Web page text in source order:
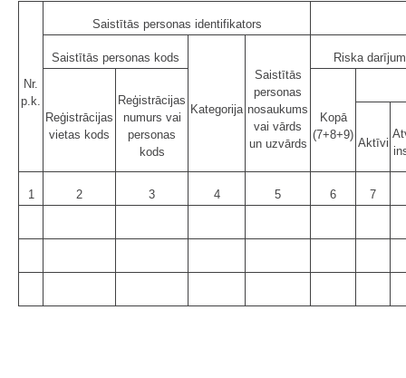
Nr.
p.k.
Saistītās personas identifikators
Saistītās personas kods
Kategorija
Saistītās
personas
nosaukums
vai vārds
un uzvārds
Riska
Reģistrācijas
vietas kods
Reģistrācijas
numurs vai
personas
kods
Kopā
(7+8+9)
Aktīvi
1 2 3 4 5 6 7